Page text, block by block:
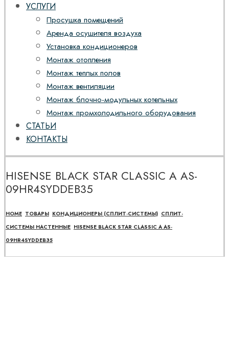
УСЛУГИ
Просушка помещений
Аренда осушителя воздуха
Установка кондиционеров
Монтаж отопления
Монтаж теплых полов
Монтаж вентиляции
Монтаж блочно-модульных котельных
Монтаж промхолодильного оборудования
СТАТЬИ
КОНТАКТЫ
HISENSE BLACK STAR CLASSIC A AS-
09HR4SYDDEB35
HOME ТОВАРЫ КОНДИЦИОНЕРЫ (СПЛИТ-СИСТЕМЫ) СПЛИТ-
СИСТЕМЫ НАСТЕННЫЕ HISENSE BLACK STAR CLASSIC A AS-
09HR4SYDDEB35